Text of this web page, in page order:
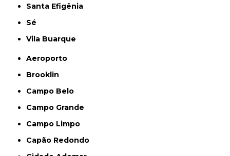
Santa Efigênia
Sé
Vila Buarque
Aeroporto
Brooklin
Campo Belo
Campo Grande
Campo Limpo
Capão Redondo